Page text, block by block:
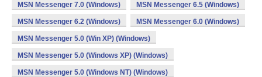
MSN Messenger 7.0 (Windows) MSN Messenger 6.5 (Windows)
MSN Messenger 6.2 (Windows) MSN Messenger 6.0 (Windows)
MSN Messenger 5.0 (Win XP) (Windows)
MSN Messenger 5.0 (Windows XP) (Windows)
MSN Messenger 5.0 (Windows NT) (Windows)